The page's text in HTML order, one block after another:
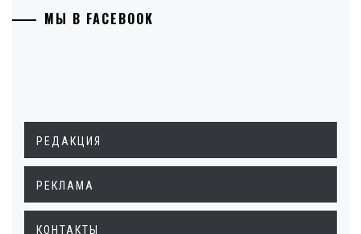
МЫ В FACEBOOK
РЕДАКЦИЯ
РЕКЛАМА
КОНТАКТЫ